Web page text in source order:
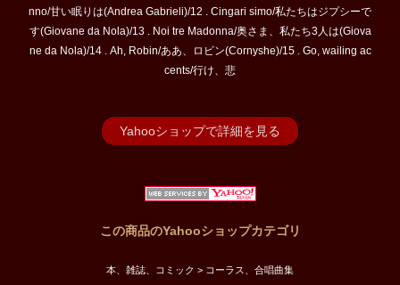
nno/甘い眠りは(Andrea Gabrieli)/12 . Cingari simo/私たちはジプシーで
す(Giovane da Nola)/13 . Noi tre Madonna/奥さま、私たち3人は(Giova
ne da Nola)/14 . Ah, Robin/ああ、ロビン(Cornyshe)/15 . Go, wailing ac
cents/行け、悲
Yahooショップで詳細を見る
この商品のYahooショップカテゴリ
本、雑誌、コミック > コーラス、合唱曲集